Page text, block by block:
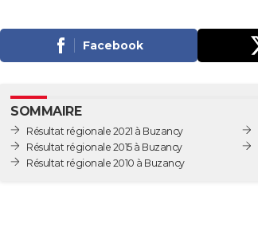
Facebook
SOMMAIRE
Résultat régionale 2021 à Buzancy
Résultat régionale 2015 à Buzancy
Résultat régionale 2010 à Buzancy